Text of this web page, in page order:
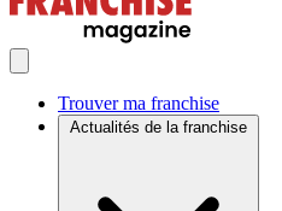
Trouver ma franchise
Actualités de la franchise